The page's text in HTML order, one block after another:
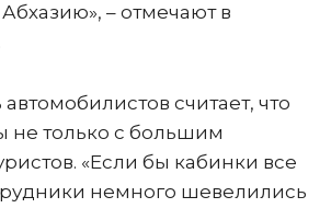
– отмечают в
считает, что
не только с большим
«Если бы кабинки все
немного шевелились